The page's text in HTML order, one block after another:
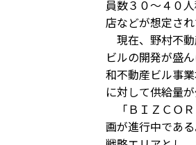
員数３０～４０
店などが想定され
現在、野村不
ビルの開発が盛
和不動産ビル事
に対して供給量
「ＢＩＺＣＯ
画が進行中であ